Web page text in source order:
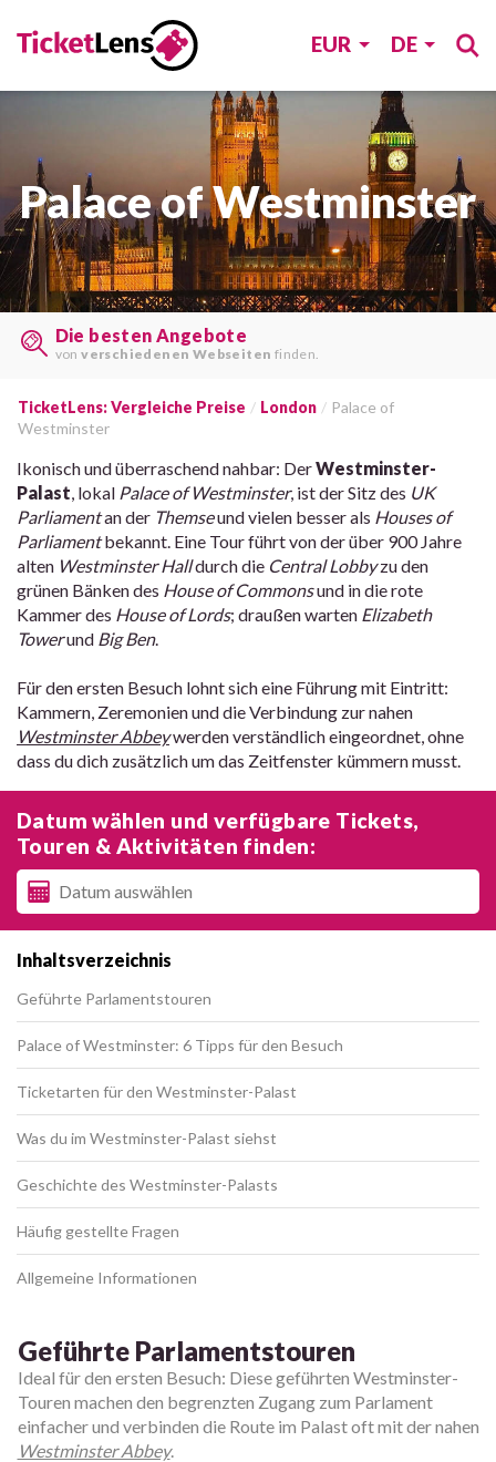
EUR DE
Palace of Westminster
Die besten Angebote
vonverschiedenen Webseiten finden.
TicketLens: Vergleiche Preise London
Palace of
Westminster
Ikonisch und überraschend nahbar: DerWestminster-
Palast , lokal Palace of Westminster, ist der Sitz des UK
Parliamentan der Themseund vielen besser als Houses of
Parliamentbekannt. Eine Tour führt von der über 900 Jahre
alten Westminster Halldurch die Central Lobbyzu den
grünen Bänken des House of Commonsund in die rote
Kammer des House of Lords; draußen warten Elizabeth
Towerund Big Ben.
Für den ersten Besuch lohnt sich eine Führung mit Eintritt:
Kammern, Zeremonien und die Verbindung zur nahen
Westminster Abbeywerden verständlich eingeordnet, ohne
dass du dich zusätzlich um das Zeitfenster kümmern musst.
Datum wählen und verfügbare Tickets,
Touren & Aktivitäten finden:
Inhaltsverzeichnis
Geführte Parlamentstouren
Palace of Westminster: 6 Tipps für den Besuch
Ticketarten für den Westminster-Palast
Was du im Westminster-Palast siehst
Geschichte des Westminster-Palasts
Häufig gestellte Fragen
Allgemeine Informationen
Geführte Parlamentstouren
Ideal für den ersten Besuch: Diese geführten Westminster-
Touren machen den begrenzten Zugang zum Parlament
einfacher und verbinden die Route im Palast oft mit der nahen
Westminster Abbey.